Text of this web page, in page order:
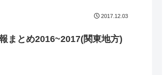
2017.12.03
まとめ2016~2017(関東地方)